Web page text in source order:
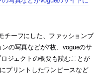
チーフにした、ファッションブ
の写真などが7枚、vogueのサ
ジェクトの概要も読むことが
プリントしたワンピースなど